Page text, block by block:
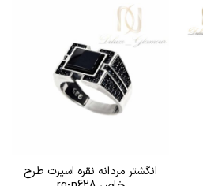
انگشتر مردانه نقره اسپرت طرح